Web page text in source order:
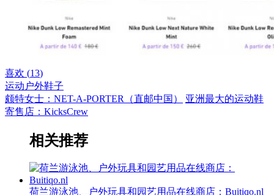
喜欢 (13)
运动户外鞋子
颇特女士：NET-A-PORTER（直邮中国）
亚洲最大的运动鞋
寄售店：KicksCrew
相关推荐
荷兰游泳池、户外玩具和园艺用品在线商店：Buitiqo.nl